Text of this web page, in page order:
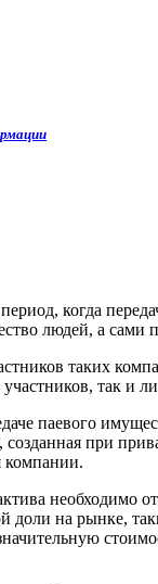
когда
людей, а сами
таких
так и
паевого
при
компании.
необходимо
на рынке,